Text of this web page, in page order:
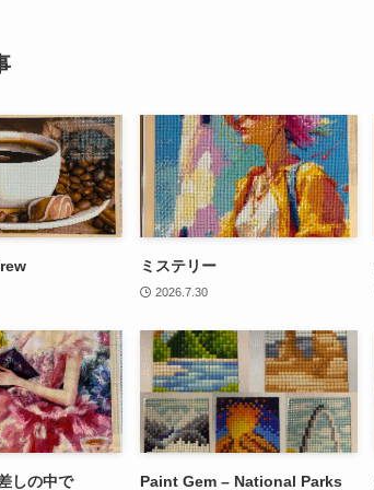
ミステリー
2026.7.30
しの中で Paint Gem – National Parks